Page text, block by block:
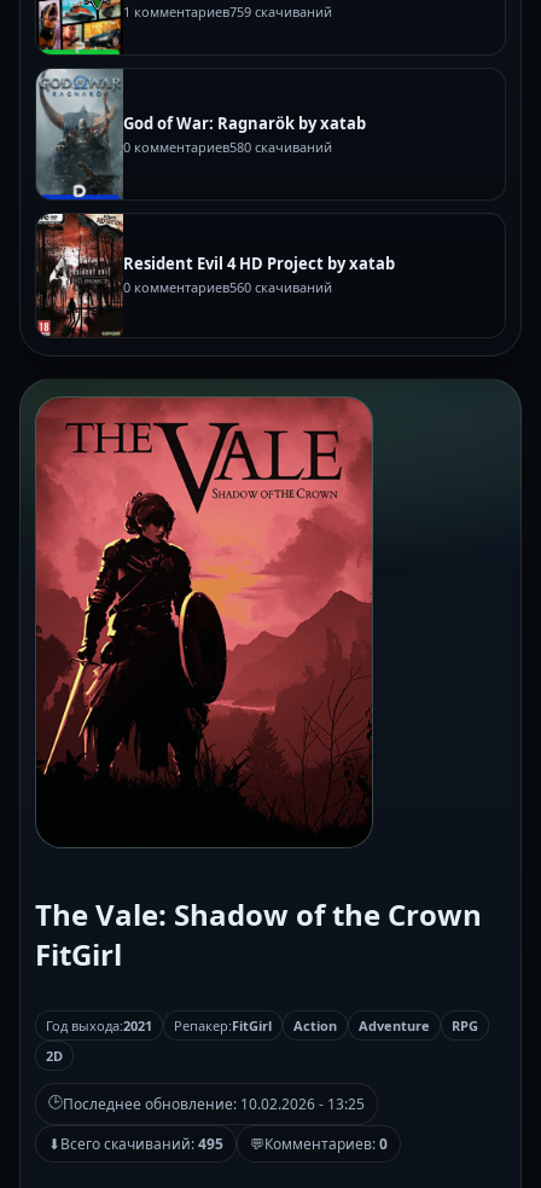
1 комментариев759 скачиваний
God of War: Ragnarök by xatab
0 комментариев580 скачиваний
Resident Evil 4 HD Project by xatab
0 комментариев560 скачиваний
The Vale: Shadow of the Crown
FitGirl
Год выхода:2021 Репакер:FitGirl Action Adventure
RPG
2D
🕒Последнее обновление: 10.02.2026 - 13:25
⬇Всего скачиваний:495 💬Комментариев:0